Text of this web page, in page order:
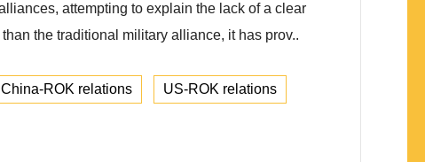
attempting to explain the lack of a clear
the traditional military alliance, it has prov..
China-ROK relations US-ROK relations